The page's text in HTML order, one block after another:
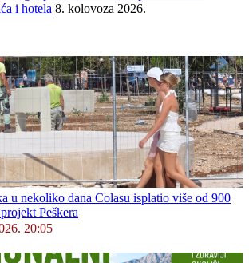
i hotela 8. kolovoza 2026.
u nekoliko dana Colasu isplatio više od 900
Peškera
20:05